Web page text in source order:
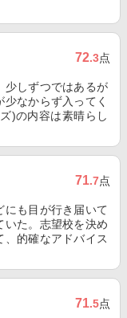
72.3点
少しずつではあるが
なからず入ってく
)の内容は素晴らし
71.7点
にも目が行き届いて
いた。志望校を決め
、的確なアドバイス
71.5点